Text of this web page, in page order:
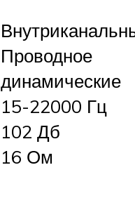
Проводное
динамические
15-22000 Гц
102 Дб
16 Ом